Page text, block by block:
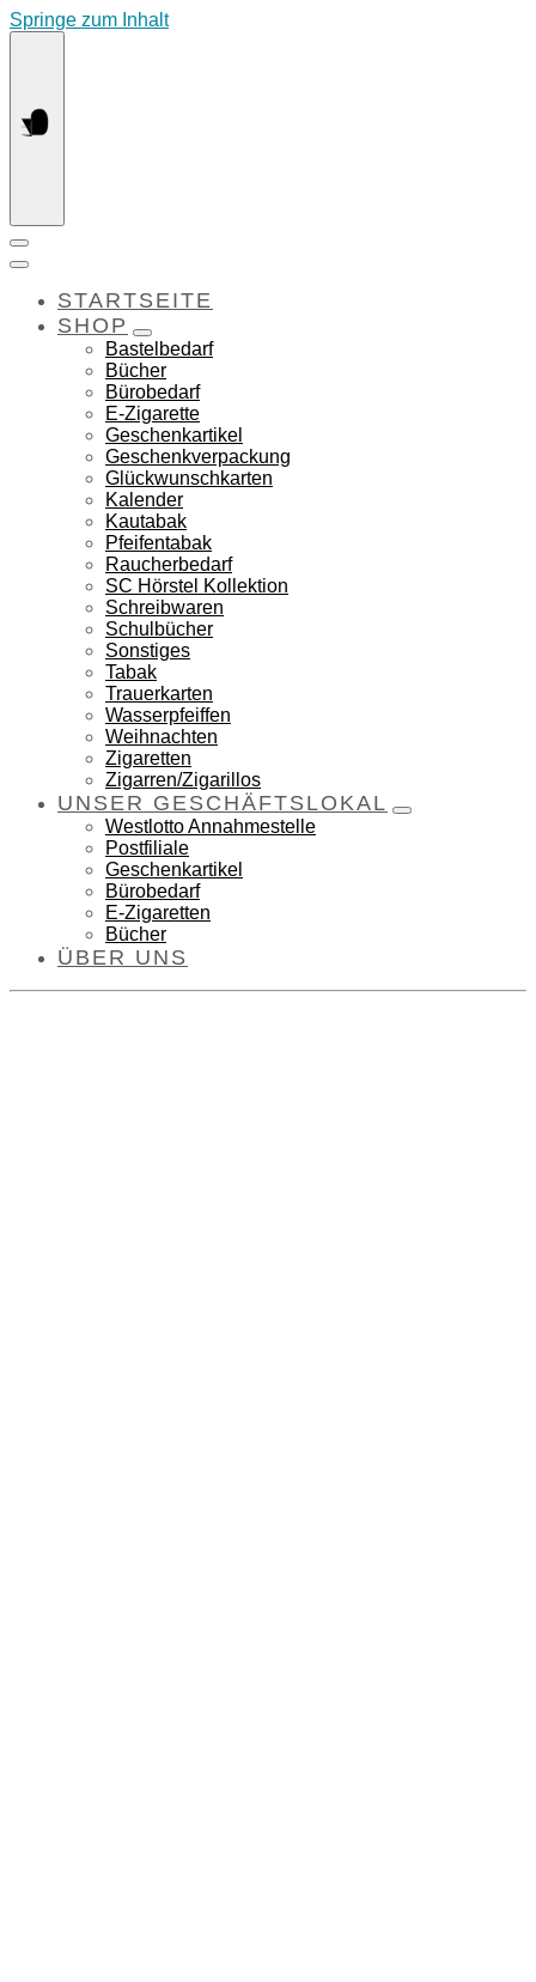
Springe zum Inhalt
STARTSEITE
SHOP
Bastelbedarf
Bücher
Bürobedarf
E-Zigarette
Geschenkartikel
Geschenkverpackung
Glückwunschkarten
Kalender
Kautabak
Pfeifentabak
Raucherbedarf
SC Hörstel Kollektion
Schreibwaren
Schulbücher
Sonstiges
Tabak
Trauerkarten
Wasserpfeiffen
Weihnachten
Zigaretten
Zigarren/Zigarillos
UNSER GESCHÄFTSLOKAL
Westlotto Annahmestelle
Postfiliale
Geschenkartikel
Bürobedarf
E-Zigaretten
Bücher
ÜBER UNS